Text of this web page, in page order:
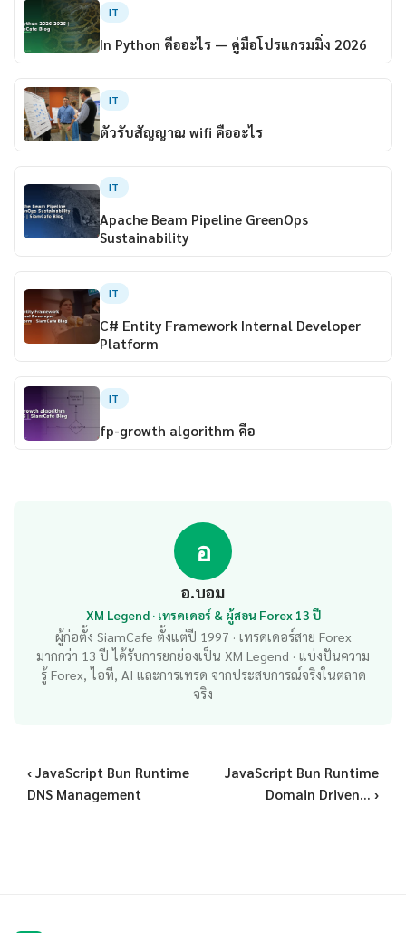
IT
In Python คืออะไร — คู่มือโปรแกรมมิ่ง 2026
IT
ตัวรับสัญญาณ wifi คืออะไร
IT
Apache Beam Pipeline GreenOps
Sustainability
IT
C# Entity Framework Internal Developer
Platform
IT
fp-growth algorithm คือ
อ
อ.บอม
XM Legend · เทรดเดอร์ & ผู้สอน Forex 13 ปี
ผู้ก่อตั้ง SiamCafe ตั้งแต่ปี 1997 · เทรดเดอร์สาย Forex
มากกว่า 13 ปี ได้รับการยกย่องเป็น XM Legend · แบ่งปันความ
รู้ Forex, ไอที, AI และการเทรด จากประสบการณ์จริงในตลาด
จริง
‹ JavaScript Bun Runtime
DNS Management
JavaScript Bun Runtime
Domain Driven... ›